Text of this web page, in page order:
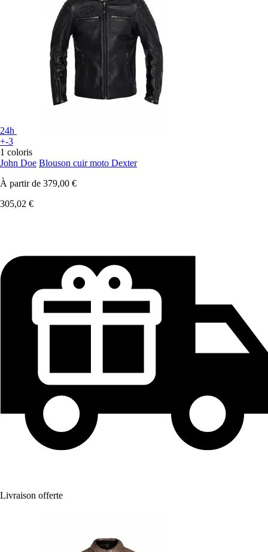
24h
+-3
1 coloris
John Doe Blouson cuir moto Dexter
À partir de 379,00 €
305,02 €
Livraison offerte